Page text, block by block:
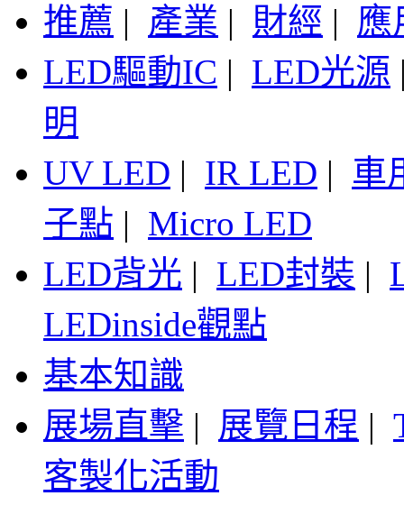
推薦 | 產業 | 財經 | 應
LED驅動IC | LED光源
明
UV LED | IR LED | 車
子點 | Micro LED
LED背光 | LED封裝 |
LEDinside觀點
基本知識
展場直擊 | 展覽日程 |
客製化活動